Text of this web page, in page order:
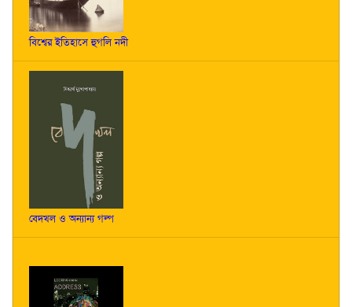
বিশ্বের ইতিহাসে হুগলি নদী
বেদখল ও অন্যান্য গল্প